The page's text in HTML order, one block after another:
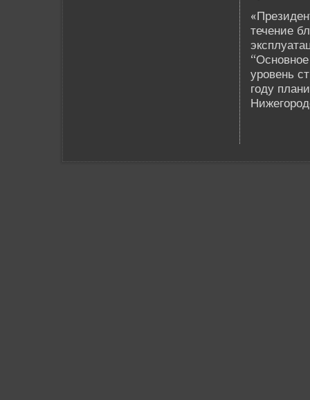
течение
урове­нь
году